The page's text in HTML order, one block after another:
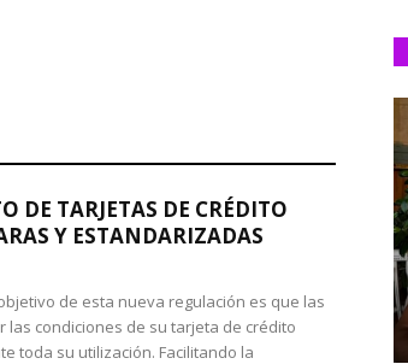
DE TARJETAS DE CRÉDITO
Y ESTANDARIZADAS
de esta nueva regulación es que las
condiciones de su tarjeta de crédito
toda su utilización. Facilitando la